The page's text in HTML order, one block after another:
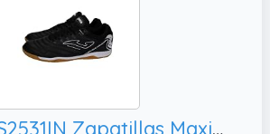
Joma MAXS2531IN Zapatillas Maxima para fútbol Sala, diseño dinámico y Suela Antideslizante Indoor Hombre Zapatillas Negro 42